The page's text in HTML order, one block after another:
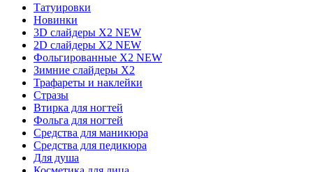
Татуировки
Новинки
3D слайдеры X2 NEW
2D слайдеры X2 NEW
Фольгированные X2 NEW
Зимние слайдеры Х2
Трафареты и наклейки
Стразы
Втирка для ногтей
Фольга для ногтей
Средства для маникюра
Средства для педикюра
Для душа